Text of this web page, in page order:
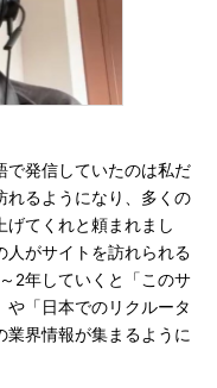
発信していたのは私だ
れるようになり、多くの
げてくれと頼まれまし
人がサイトを訪れられる
2年していくと「このサ
や「日本でのリクルータ
業界情報が集まるように